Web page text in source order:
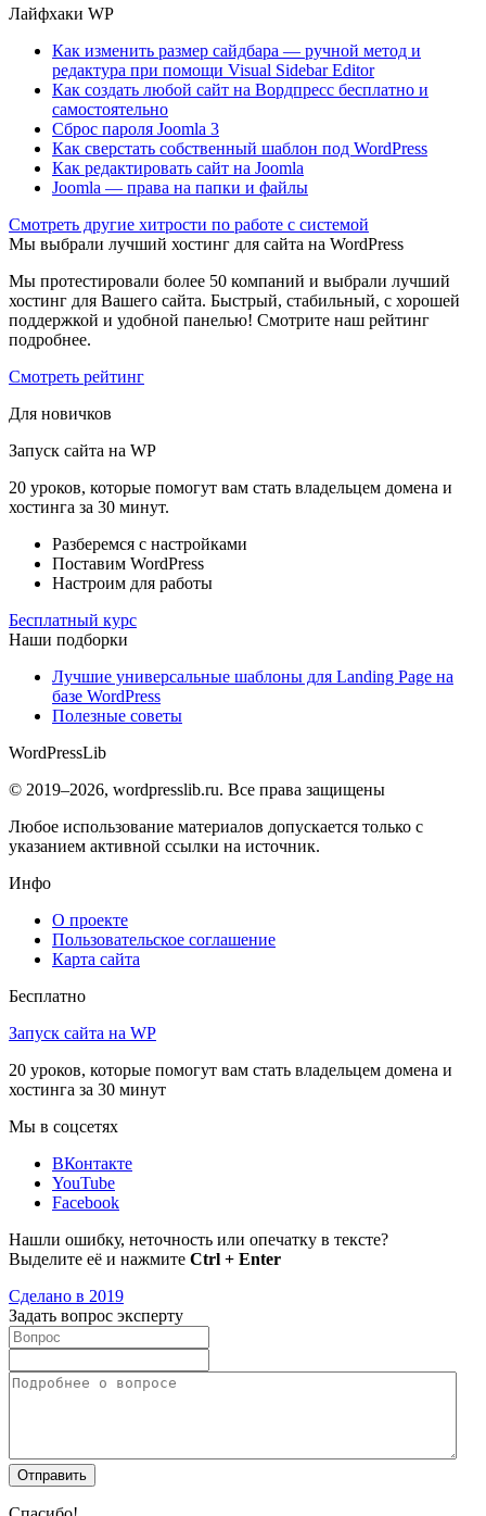
Лайфхаки WP
Как изменить размер сайдбара — ручной метод и
редактура при помощи Visual Sidebar Editor
Как создать любой сайт на Вордпресс бесплатно и
самостоятельно
Сброс пароля Joomla 3
Как сверстать собственный шаблон под WordPress
Как редактировать сайт на Joomla
Joomla — права на папки и файлы
Cмотреть другие хитрости по работе с системой
Мы выбрали лучший хостинг для сайта на WordPress
Мы протестировали более 50 компаний и выбрали лучший
хостинг для Вашего сайта. Быстрый, стабильный, с хорошей
поддержкой и удобной панелью! Смотрите наш рейтинг
подробнее.
Смотреть рейтинг
Для новичков
Запуск сайта на WP
20 уроков, которые помогут вам стать владельцем домена и
хостинга за 30 минут.
Разберемся с настройками
Поставим WordPress
Настроим для работы
Бесплатный курс
Наши подборки
Лучшие универсальные шаблоны для Landing Page на
базе WordPress
Полезные советы
WordPressLib
© 2019–2026, wordpresslib.ru. Все права защищены
Любое использование материалов допускается только с
указанием активной ссылки на источник.
Инфо
О проекте
Пользовательское соглашение
Карта сайта
Бесплатно
Запуск сайта на WP
20 уроков, которые помогут вам стать владельцем домена и
хостинга за 30 минут
Мы в соцсетях
ВКонтакте
YouTube
Facebook
Нашли ошибку, неточность или опечатку в тексте?
Выделите её и нажмите Ctrl + Enter
Сделано в 2019
Задать вопрос эксперту